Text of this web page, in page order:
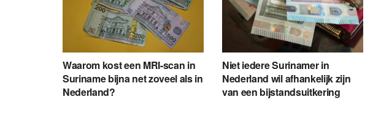
Waarom kost een MRI-scan in
Suriname bijna net zoveel als in
Nederland?
Niet iedere Surinamer in
Nederland wil afhankelijk zijn
van een bijstandsuitkering